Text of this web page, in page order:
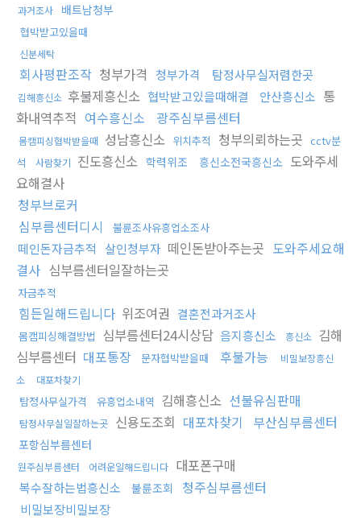
과거조사 배트남청부
협박받고있을때
신분세탁
회사평판조작 청부가격 청부가격 탐정사무실저렴한곳
김해흥신소 후불제흥신소 협박받고있을때해결 안산흥신소 통
화내역추적 여수흥신소 광주심부름센터
몸캠피싱협박받을때 성남흥신소 위치추적 청부의뢰하는곳 cctv분
석
사람찾기 진도흥신소 학력위조 흥신소전국흥신소 도와주세
요해결사
청부브로커
심부름센터디시
불륜조사유흥업소조사
떼인돈자금추적 살인청부자 떼인돈받아주는곳 도와주세요해
결사 심부름센터일잘하는곳
자금추적
힘든일해드립니다 위조여권 결혼전과거조사
몸캠피싱해결방법 심부름센터24시상담 음지흥신소 흥신소 김해
심부름센터 대포통장 문자협박받을때 후불가능
비밀보장흥신
소
대포차찾기
탐정사무실가격 유흥업소내역 김해흥신소 선불유심판매
탐정사무실일잘하는곳 신용도조회 대포차찾기 부산심부름센터
포항심부름센터
원주심부름센터 어려운일해드립니다 대포폰구매
복수잘하는법흥신소 불륜조회 청주심부름센터
비밀보장비밀보장